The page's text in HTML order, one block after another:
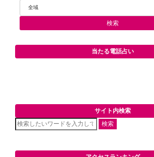
当たる電話占い
サイト内検索
検索